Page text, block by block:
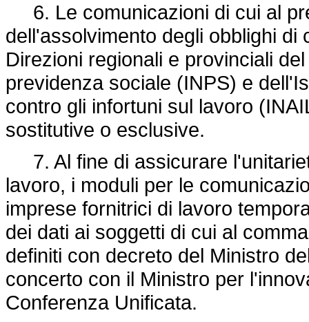
6. Le comunicazioni di cui al
dell'assolvimento degli obblighi
Direzioni regionali e provinciali
previdenza sociale (INPS) e
contro gli infortuni sul lavoro
sostitutive o esclusive.
7. Al fine di assicurare
lavoro, i moduli per le
imprese fornitrici di lavoro
dei dati ai soggetti di cui al
definiti con decreto del Ministro
concerto con il Ministro per
Conferenza Unificata.